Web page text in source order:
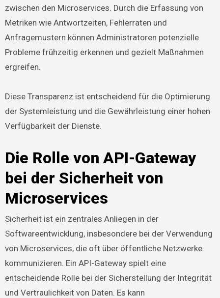
zwischen den Microservices. Durch die Erfassung von
Metriken wie Antwortzeiten, Fehlerraten und
Anfragemustern können Administratoren potenzielle
Probleme frühzeitig erkennen und gezielt Maßnahmen
ergreifen.
Diese Transparenz ist entscheidend für die Optimierung
der Systemleistung und die Gewährleistung einer hohen
Verfügbarkeit der Dienste.
Die Rolle von API-Gateway
bei der Sicherheit von
Microservices
Sicherheit ist ein zentrales Anliegen in der
Softwareentwicklung, insbesondere bei der Verwendung
von Microservices, die oft über öffentliche Netzwerke
kommunizieren. Ein API-Gateway spielt eine
entscheidende Rolle bei der Sicherstellung der Integrität
und Vertraulichkeit von Daten. Es kann